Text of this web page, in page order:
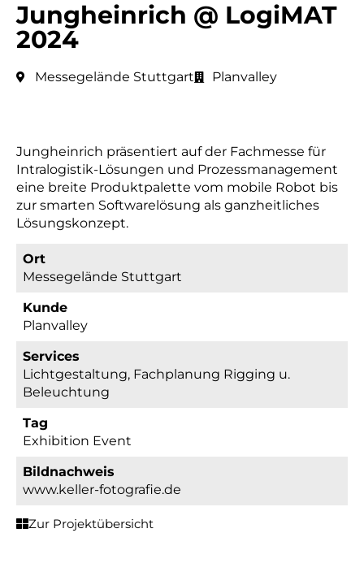
Jungheinrich @ LogiMAT
2024
Messegelände Stuttgart Planvalley
Jungheinrich präsentiert auf der Fachmesse für
Intralogistik-Lösungen und Prozessmanagement
eine breite Produktpalette vom mobile Robot bis
zur smarten Softwarelösung als ganzheitliches
Lösungskonzept.
Ort
Messegelände Stuttgart
Kunde
Planvalley
Services
Lichtgestaltung, Fachplanung Rigging u.
Beleuchtung
Tag
Exhibition Event
Bildnachweis
www.keller-fotografie.de
Zur Projektübersicht